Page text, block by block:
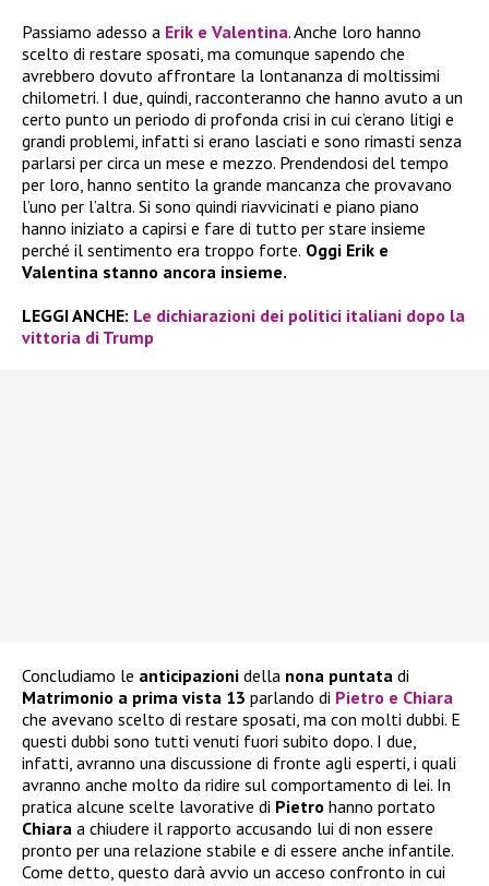
Passiamo adesso a Erik e Valentina. Anche loro hanno
scelto di restare sposati, ma comunque sapendo che
avrebbero dovuto affrontare la lontananza di moltissimi
chilometri. I due, quindi, racconteranno che hanno avuto a un
certo punto un periodo di profonda crisi in cui c’erano litigi e
grandi problemi, infatti si erano lasciati e sono rimasti senza
parlarsi per circa un mese e mezzo. Prendendosi del tempo
per loro, hanno sentito la grande mancanza che provavano
l’uno per l’altra. Si sono quindi riavvicinati e piano piano
hanno iniziato a capirsi e fare di tutto per stare insieme
perché il sentimento era troppo forte. Oggi Erik e
Valentina stanno ancora insieme.
LEGGI ANCHE: Le dichiarazioni dei politici italiani dopo la
vittoria di Trump
Concludiamo le anticipazioni della nona puntata di
Matrimonio a prima vista 13 parlando di Pietro e Chiara
che avevano scelto di restare sposati, ma con molti dubbi. E
questi dubbi sono tutti venuti fuori subito dopo. I due,
infatti, avranno una discussione di fronte agli esperti, i quali
avranno anche molto da ridire sul comportamento di lei. In
pratica alcune scelte lavorative di Pietro hanno portato
Chiara a chiudere il rapporto accusando lui di non essere
pronto per una relazione stabile e di essere anche infantile.
Come detto, questo darà avvio un acceso confronto in cui